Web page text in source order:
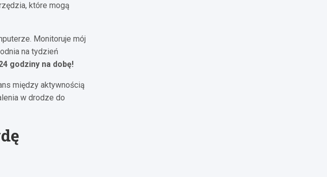
które mogą
Monitoruje mój
na tydzień
godziny na dobę!
między aktywnością
w drodze do